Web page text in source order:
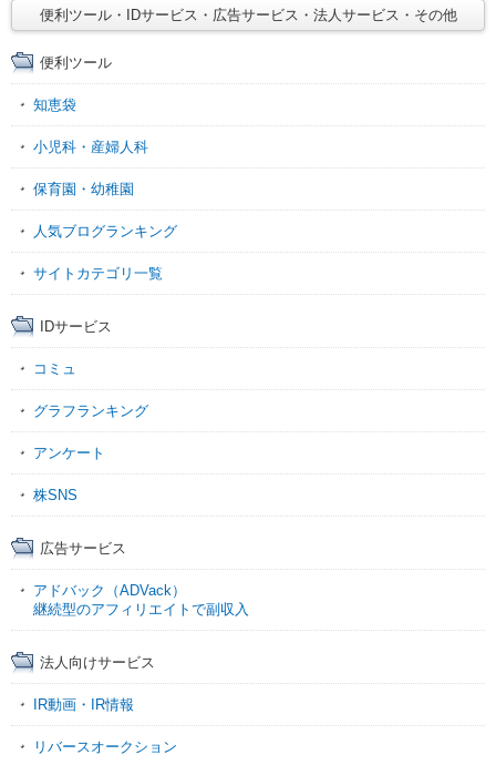
便利ツール・IDサービス・広告サービス・法人サービス・その他
便利ツール
知恵袋
小児科・産婦人科
保育園・幼稚園
人気ブログランキング
サイトカテゴリ一覧
IDサービス
コミュ
グラフランキング
アンケート
株SNS
広告サービス
アドバック（ADVack）
継続型のアフィリエイトで副収入
法人向けサービス
IR動画・IR情報
リバースオークション